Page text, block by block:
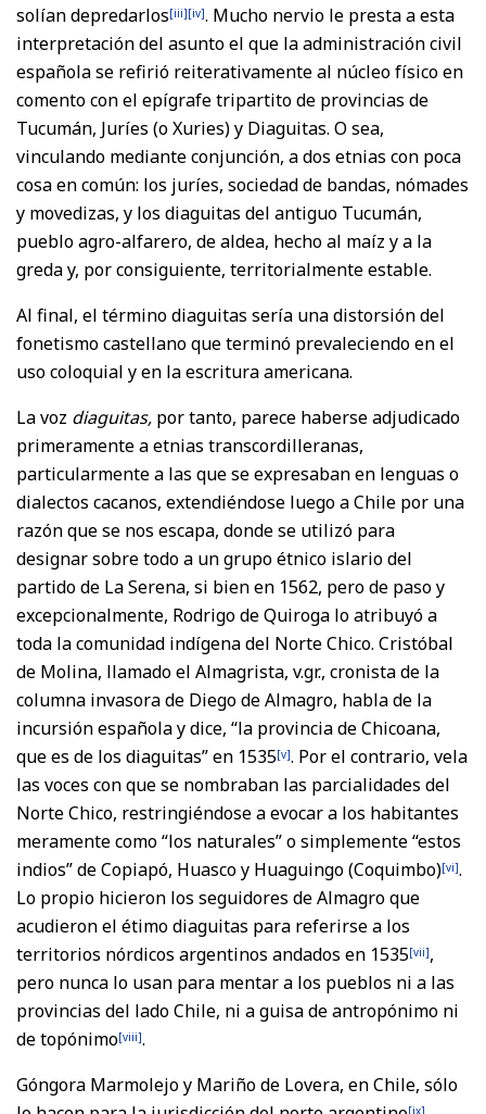
solían depredarlos[iii][iv]. Mucho nervio le presta a esta
interpretación del asunto el que la administración civil
española se refirió reiterativamente al núcleo físico en
comento con el epígrafe tripartito de provincias de
Tucumán, Juríes (o Xuries) y Diaguitas. O sea,
vinculando mediante conjunción, a dos etnias con poca
cosa en común: los juríes, sociedad de bandas, nómades
y movedizas, y los diaguitas del antiguo Tucumán,
pueblo agro-alfarero, de aldea, hecho al maíz y a la
greda y, por consiguiente, territorialmente estable.
Al final, el término diaguitas sería una distorsión del
fonetismo castellano que terminó prevaleciendo en el
uso coloquial y en la escritura americana.
La voz diaguitas, por tanto, parece haberse adjudicado
primeramente a etnias transcordilleranas,
particularmente a las que se expresaban en lenguas o
dialectos cacanos, extendiéndose luego a Chile por una
razón que se nos escapa, donde se utilizó para
designar sobre todo a un grupo étnico islario del
partido de La Serena, si bien en 1562, pero de paso y
excepcionalmente, Rodrigo de Quiroga lo atribuyó a
toda la comunidad indígena del Norte Chico. Cristóbal
de Molina, llamado el Almagrista, v.gr., cronista de la
columna invasora de Diego de Almagro, habla de la
incursión española y dice, “la provincia de Chicoana,
que es de los diaguitas” en 1535[v]. Por el contrario, vela
las voces con que se nombraban las parcialidades del
Norte Chico, restringiéndose a evocar a los habitantes
meramente como “los naturales” o simplemente “estos
indios” de Copiapó, Huasco y Huaguingo (Coquimbo)[vi].
Lo propio hicieron los seguidores de Almagro que
acudieron el étimo diaguitas para referirse a los
territorios nórdicos argentinos andados en 1535[vii],
pero nunca lo usan para mentar a los pueblos ni a las
provincias del lado Chile, ni a guisa de antropónimo ni
de topónimo[viii].
Góngora Marmolejo y Mariño de Lovera, en Chile, sólo
[ix]